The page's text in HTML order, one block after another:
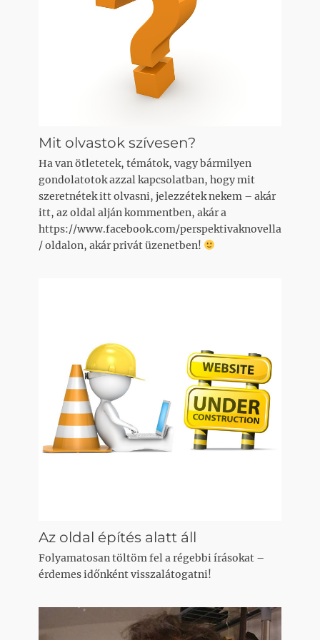
Mit olvastok szívesen?
Ha van ötletetek, témátok, vagy bármilyen
gondolatotok azzal kapcsolatban, hogy mit
szeretnétek itt olvasni, jelezzétek nekem – akár
itt, az oldal alján kommentben, akár a
https://www.facebook.com/perspektivaknovella
/ oldalon, akár privát üzenetben!
Az oldal építés alatt áll
Folyamatosan töltöm fel a régebbi írásokat –
érdemes időnként visszalátogatni!